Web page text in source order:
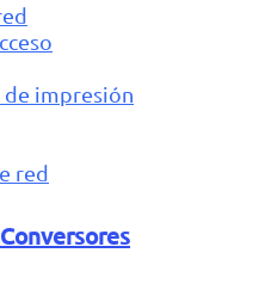
de impresión
red